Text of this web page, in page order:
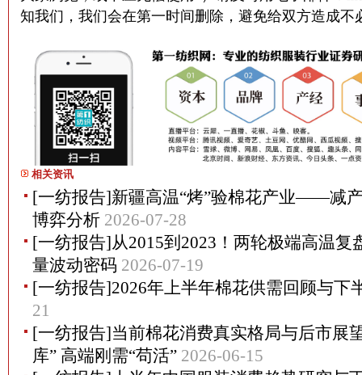
知我们，我们会在第一时间删除，避免给双方造成
相关资讯
[一纺报告]新疆高温“烤”验棉花产业——减
博弈分析 2026-07-28
[一纺报告]从2015到2023！两轮极端高温复
量波动密码 2026-07-19
[一纺报告]2026年上半年棉花供需回顾与下
21
[一纺报告]当前棉花消费真实格局与后市展
库” 高端刚需“苟活” 2026-06-15